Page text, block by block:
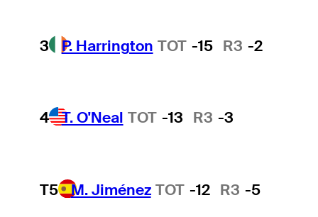
3 P. Harrington TOT -15 R3 -2
4 T. O'Neal TOT -13 R3 -3
T5 M. Jiménez TOT -12 R3 -5